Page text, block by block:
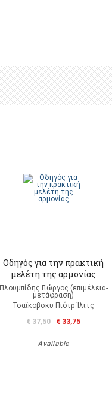
Οδηγός για την πρακτική
μελέτη της αρμονίας
Πλουμπίδης Γιώργος (επιμέλεια-
μετάφραση)
Τσαϊκοβσκυ Πιότρ Ίλιτς
€ 37,50
€ 33,75
Available